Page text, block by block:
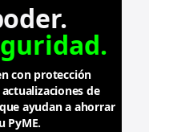
l
e
s
con protección
de
ayudan a ahorrar
PyME.